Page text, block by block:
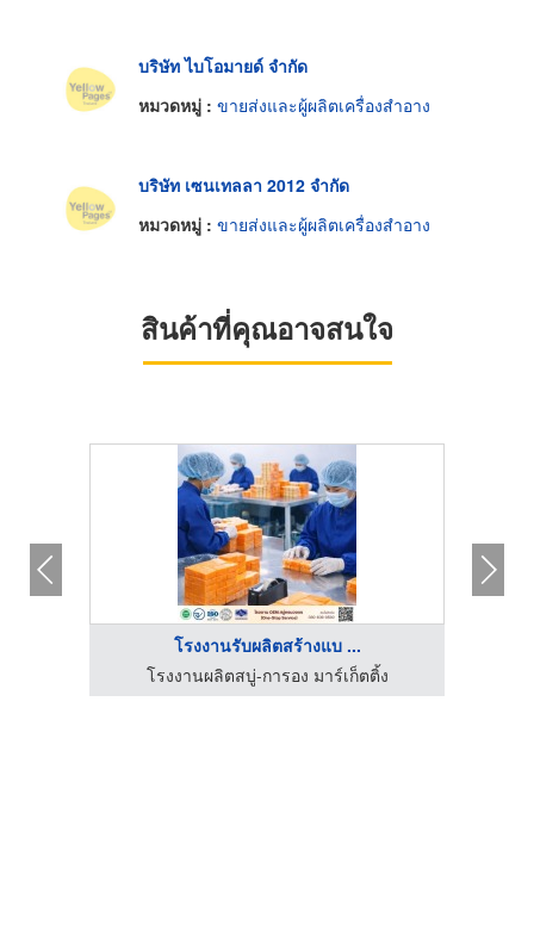
บริษัท ไบโอมายด์ จำกัด
หมวดหมู่ : ขายส่งและผู้ผลิตเครื่องสำอาง
บริษัท เซนเทลลา 2012 จำกัด
หมวดหมู่ : ขายส่งและผู้ผลิตเครื่องสำอาง
สินค้าที่คุณอาจสนใจ
โรงงานรับผลิตสร้างแบ ...
โรงงานผลิตสบู่-การอง มาร์เก็ตติ้ง